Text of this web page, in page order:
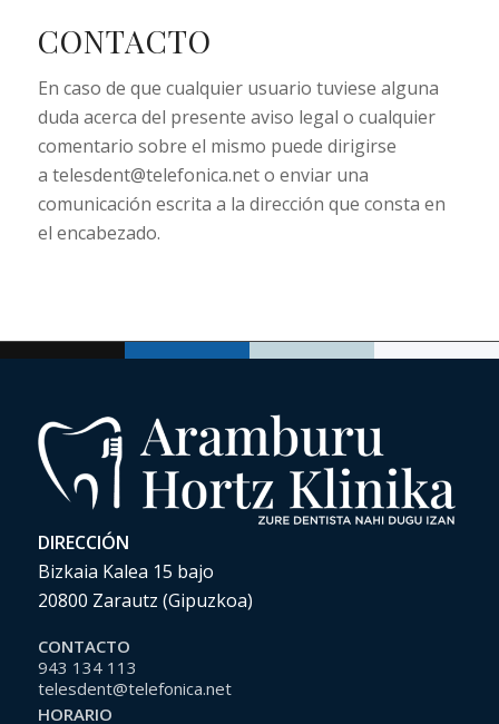
CONTACTO
En caso de que cualquier usuario tuviese alguna
duda acerca del presente aviso legal o cualquier
comentario sobre el mismo puede dirigirse
a telesdent@telefonica.net o enviar una
comunicación escrita a la dirección que consta en
el encabezado.
DIRECCIÓN
Bizkaia Kalea 15 bajo
20800 Zarautz (Gipuzkoa)
CONTACTO
943 134 113
telesdent@telefonica.net
HORARIO